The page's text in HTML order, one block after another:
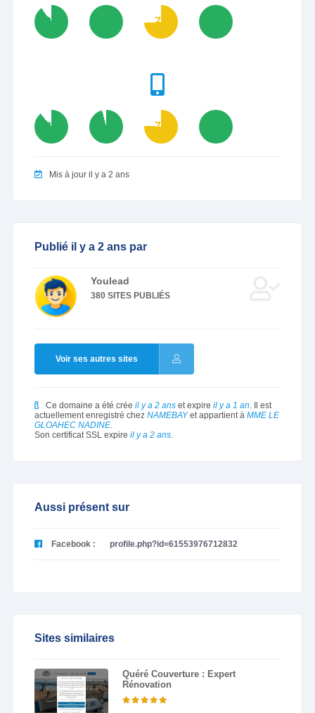
90 74
89 96 76
Mis à jour il y a 2 ans
Publié il y a 2 ans par
Youlead
380 SITES PUBLIÉS
Voir ses autres sites
Ce domaine a été crée il y a 2 anset expire il y a 1 an. Il est
actuellement enregistré chez NAMEBAYet appartient à MME LE
GLOAHEC NADINE.
Son certificat SSL expire il y a 2 ans.
Aussi présent sur
Facebook : profile.php?id=61553976712832
Sites similaires
Quéré Couverture : Expert
Rénovation